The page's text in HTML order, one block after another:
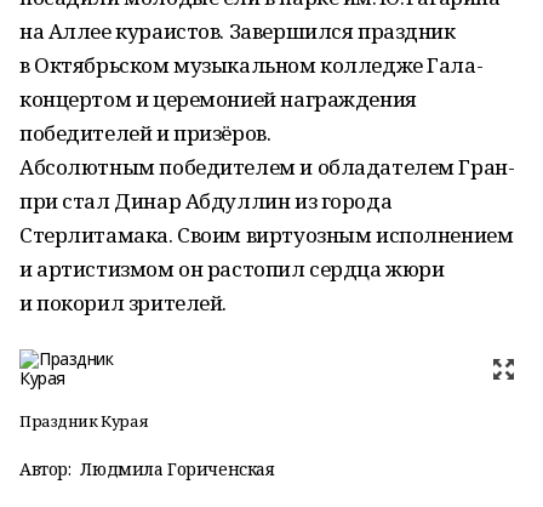
на Аллее кураистов. Завершился праздник
в Октябрьском музыкальном колледже Гала-
концертом и церемонией награждения
победителей и призёров.
Абсолютным победителем и обладателем Гран-
при стал Динар Абдуллин из города
Стерлитамака. Своим виртуозным исполнением
и артистизмом он растопил сердца жюри
и покорил зрителей.
Праздник Курая
Автор: Людмила Гориченская